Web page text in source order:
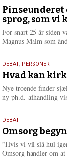
august
2026
Pinseunderet
sprog, som vi
For snart 25 år siden
Magnus Malm som
25.
juli
2026
DEBAT, PERSONER
Hvad kan
Nye troende finder
ny ph.d.-afhandling
9.
juli
2026
DEBAT
Omsorg
”Hvis vi vil slå hul
Omsorg handler om